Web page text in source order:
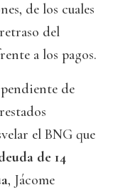
de los cuales
del
a los pagos.
de
el BNG que
de 14
, Jácome